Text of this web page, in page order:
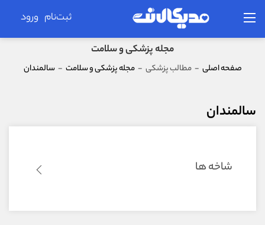
ثبت‌نام ورود
مجله پزشکی و سلامت
صفحه اصلی - مطالب پزشکی - مجله پزشکی و سلامت - سالمندان
سالمندان
شاخه ها